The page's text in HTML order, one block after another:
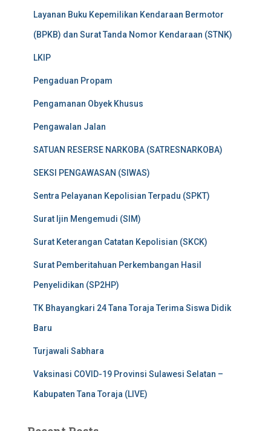
Layanan Buku Kepemilikan Kendaraan Bermotor
(BPKB) dan Surat Tanda Nomor Kendaraan (STNK)
LKIP
Pengaduan Propam
Pengamanan Obyek Khusus
Pengawalan Jalan
SATUAN RESERSE NARKOBA (SATRESNARKOBA)
SEKSI PENGAWASAN (SIWAS)
Sentra Pelayanan Kepolisian Terpadu (SPKT)
Surat Ijin Mengemudi (SIM)
Surat Keterangan Catatan Kepolisian (SKCK)
Surat Pemberitahuan Perkembangan Hasil
Penyelidikan (SP2HP)
TK Bhayangkari 24 Tana Toraja Terima Siswa Didik
Baru
Turjawali Sabhara
Vaksinasi COVID-19 Provinsi Sulawesi Selatan –
Kabupaten Tana Toraja (LIVE)